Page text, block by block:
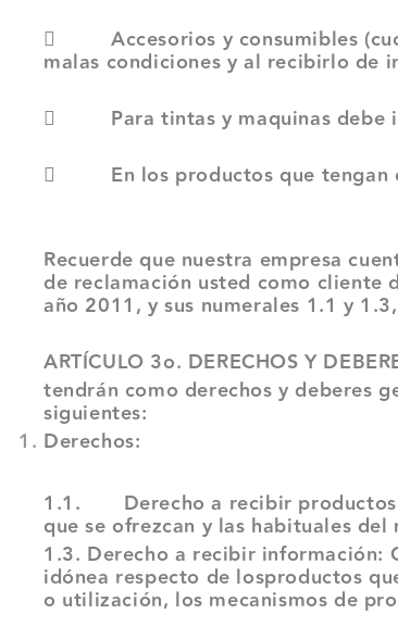
 Accesorios y consumibles
malas condiciones y al recibirlo de
 Para tintas y maquinas debe ir
 En los productos que tengan
Recuerde que nuestra empresa
de reclamación usted como cliente
año 2011, y sus numerales 1.1 y
ARTÍCULO 3o. DERECHOS Y
tendrán como derechos y deberes
siguientes:
Derechos:
1.1. Derecho a recibir productos
que se ofrezcan y las habituales del
1.3. Derecho a recibir información:
idónea respecto de losproductos
o utilización, los mecanismos de